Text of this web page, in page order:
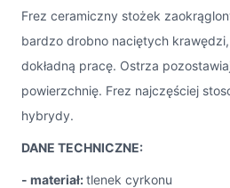
Frez ceramiczny stożek
bardzo drobno naciętych
dokładną pracę. Ostrza
powierzchnię. Frez najczęściej
hybrydy.
DANE TECHNICZNE:
- materiał:tlenek cyrkonu